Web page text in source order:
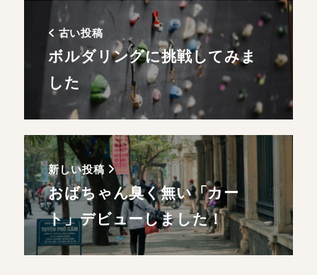
古い投稿
ボルダリングに挑戦してみま
した
新しい投稿
おばちゃん臭く無い「カー
ト」デビューしました！